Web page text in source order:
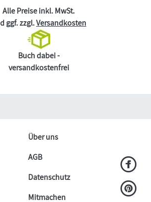
Alle Preise inkl. MwSt.
ggf. zzgl.Versandkosten
Buch dabei -
versandkostenfrei
Über uns
AGB
Datenschutz
Mitmachen